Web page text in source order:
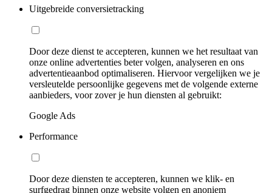
Uitgebreide conversietracking
Door deze dienst te accepteren, kunnen we het resultaat van
onze online advertenties beter volgen, analyseren en ons
advertentieaanbod optimaliseren. Hiervoor vergelijken we je
versleutelde persoonlijke gegevens met de volgende externe
aanbieders, voor zover je hun diensten al gebruikt:
Google Ads
Performance
Door deze diensten te accepteren, kunnen we klik- en
surfgedrag binnen onze website volgen en anoniem